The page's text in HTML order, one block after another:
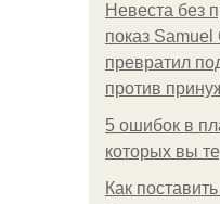
Невеста без
показ Samuel
превратил
против
5 ошибок в
которых вы
Как